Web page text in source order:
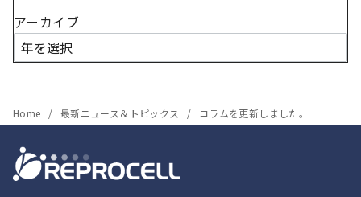
アーカイブ
Home 最新ニュース＆トピックス コラムを更新しました。